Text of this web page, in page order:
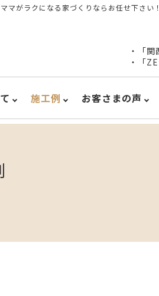
マがラクになる家づくりならお任せ下さい！
・「
・「
施工例 お客さまの声